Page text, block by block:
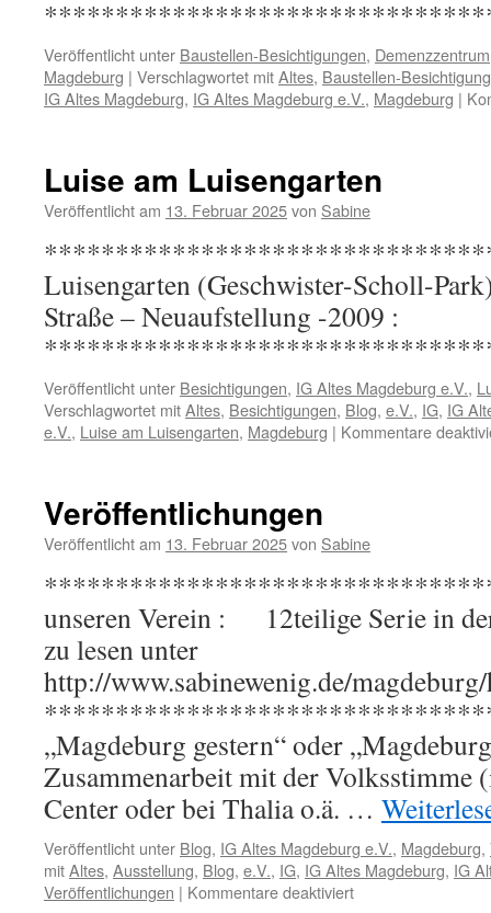
Veröffentlicht unter Baustellen-Besichtigungen, Demenzzentrum
Magdeburg | Verschlagwortet mitAltes, Baustellen-
IG Altes Magdeburg, IG Altes Magdeburg e.V., Magdeburg |
Luise am Luisengarten
Veröffentlicht am 13. Februar 2025von Sabine
*********************************
Luisengarten (Geschwister-Scholl-
Straße – Neuaufstellung -
Veröffentlicht unter Besichtigungen, IG Altes Magdeburg e.V.,
Verschlagwortet mitAltes, Besichtigungen, Blog, e.V., IG, IG
e.V., Luise am Luisengarten, Magdeburg | Kommentare
Veröffentlichungen
Veröffentlicht am 13. Februar 2025von Sabine
*********************************
unseren Verein : 12teilige Serie in
zu lesen unter
http://www.sabinewenig.de/
*********************************
„Magdeburg gestern“ oder
Zusammenarbeit mit der Volksstimme
Center oder bei Thalia o.ä. …
Veröffentlicht unter Blog, IG Altes Magdeburg e.V., Magdeburg,
mitAltes, Ausstellung, Blog, e.V., IG, IG Altes Magdeburg, IG
Veröffentlichungen | Kommentare deaktiviertfür